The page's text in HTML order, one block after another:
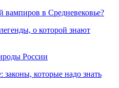
вампиров в Средневековье?
о которой знают
России
законы, которые надо знать